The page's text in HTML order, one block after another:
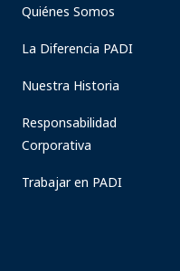
Quiénes Somos
La Diferencia PADI
Nuestra Historia
Responsabilidad
Corporativa
Trabajar en PADI